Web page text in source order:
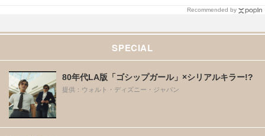
Recommended by
SPECIAL
80年代LA版「ゴシップガール」×シリアルキラー!?
提供：ウォルト・ディズニー・ジャパン